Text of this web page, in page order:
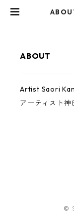
ABOUT
Artist Saori
アーティスト神
©